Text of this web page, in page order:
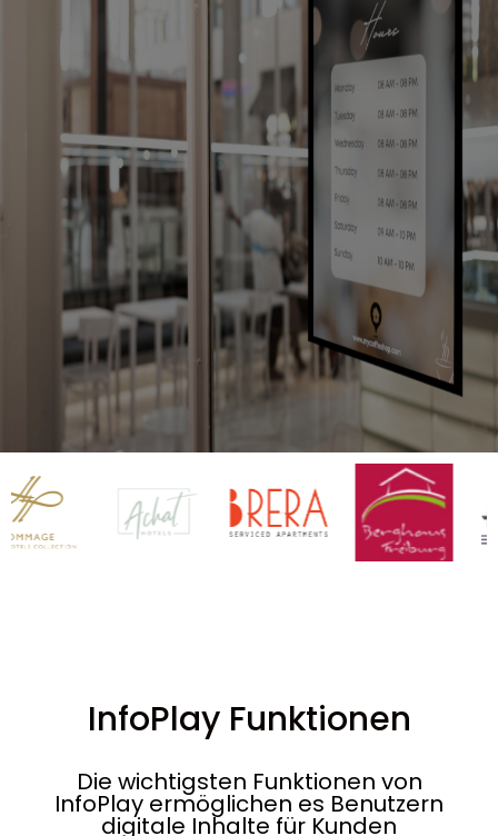
InfoPlay Funktionen
Die wichtigsten Funktionen von
InfoPlay ermöglichen es Benutzern
digitale Inhalte für Kunden